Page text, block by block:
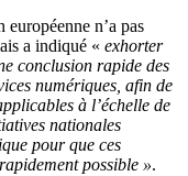
n’a pas
a indiqué « exhorter
conclusion rapide des
numériques, afin de
à l’échelle de
nationales
pour que ces
possible ».